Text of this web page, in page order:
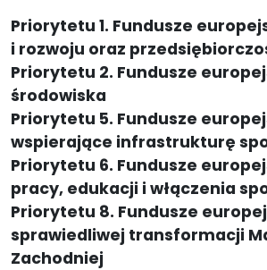
Priorytetu 1. Fundusze
i rozwoju oraz
Priorytetu 2. Fundusze
środowiska
Priorytetu 5. Fundusze
wspierające infrastrukturę
Priorytetu 6. Fundusze
pracy, edukacji i włączenia
Priorytetu 8. Fundusze
sprawiedliwej transformacji
Zachodniej